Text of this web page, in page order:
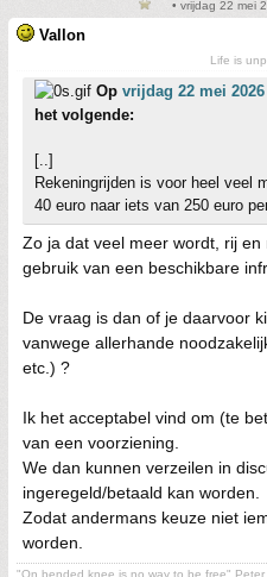
• vrijdag 22 mei
Vallon
Life is
Op vrijdag 22 mei 2026
het volgende:
[..]
Rekeningrijden is voor heel veel
40 euro naar iets van 250 euro
Zo ja dat veel meer wordt, rij
gebruik van een beschikbare
De vraag is dan of je daarvoor
vanwege allerhande
etc.) ?
Ik het acceptabel vind om (te
van een voorziening.
We dan kunnen verzeilen in
ingeregeld/betaald kan worden.
Zodat andermans keuze niet
worden.
"On bended knee is no way to be free"